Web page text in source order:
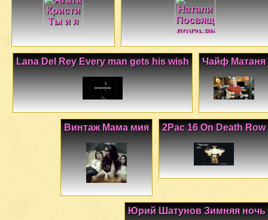
Чайф Матаня
Lana Del Rey Every man gets his wish
2Pac 16 On Death Row
Винтаж Мама мия
Юрий Шатунов Зимняя ночь